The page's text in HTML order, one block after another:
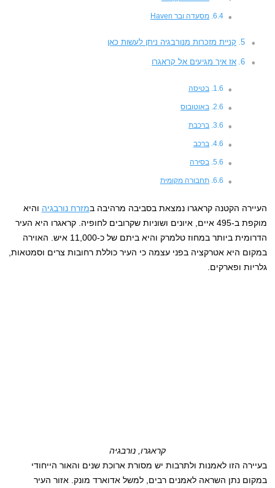
מסעדה ובר Haven
קניית מזכרות מנורבגיה ניתן לעשות כאן
אז איך מגיעים אל קראגרו
בטיסה
באוטובוס
ברכבת
ברכב
בסירה
תחבורה מקומית
העיירה הקטנה קראגרו נמצאת בסביבה מרהיבה במזרח נורבגיה והיא
מוקפת ב-495 איים, איונים ושוניות שקרובים לחופיה. קראגרו היא העיר
הדרומית ביותר במחוז טלמרק והיא ביתם של כ-11,000 איש. האוירה
במקום היא אטרקציה בפני עצמה כי העיר כוללת רחובות צרים וסמטאות,
גלריות ופארקים.
קראגרו, נורבגיה
בעיירה הזו לאמנות ולתרבות יש מסורת ארוכת שנים והאור הייחודי
במקום נתן השראה לאמנים רבים, למשל אדוארד מונק. אזור העיר